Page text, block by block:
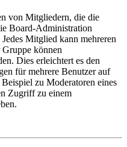
von Mitgliedern, die die
Board-Administration
Mitglied kann mehreren
können
Dies erleichtert es den
für mehrere Benutzer auf
zu Moderatoren eines
Zugriff zu einem